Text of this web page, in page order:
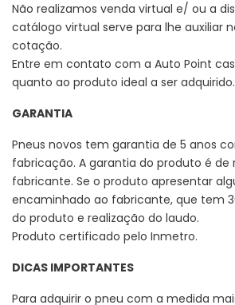
Não realizamos venda virtual e/ ou a
catálogo virtual serve para lhe auxiliar
cotação.
Entre em contato com a Auto Point
quanto ao produto ideal a ser adquirido.
GARANTIA
Pneus novos tem garantia de 5 anos
fabricação. A garantia do produto é de
fabricante. Se o produto apresentar
encaminhado ao fabricante, que tem
do produto e realização do laudo.
Produto certificado pelo Inmetro.
DICAS IMPORTANTES
Para adquirir o pneu com a medida